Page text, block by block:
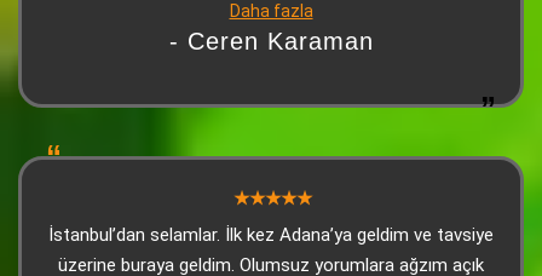
Adana’daysanız ve bu yorumu okuyorsanız mutlaka en
azından tatmanızı şiddetle tavsiye ediyorum. Son olarak
Daha fazla
- Ceren Karaman
İstanbul’dan selamlar. İlk kez Adana’ya geldim ve tavsiye
üzerine buraya geldim. Olumsuz yorumlara ağzım açık